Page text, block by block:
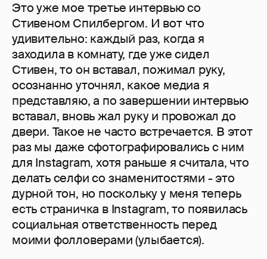
Это уже мое третье интервью со
Стивеном Спилбергом. И вот что
удивительно: каждый раз, когда я
заходила в комнату, где уже сидел
Стивен, то он вставал, пожимал руку,
осознанно уточнял, какое медиа я
представляю, а по завершении интервью
вставал, вновь жал руку и провожал до
двери. Такое не часто встречается. В этот
раз мы даже сфотографировались с ним
для Instagram, хотя раньше я считала, что
делать селфи со знаменитостями - это
дурной тон, но поскольку у меня теперь
есть страничка в Instagram, то появилась
социальная ответственность перед
моими фолловерами (улыбается).